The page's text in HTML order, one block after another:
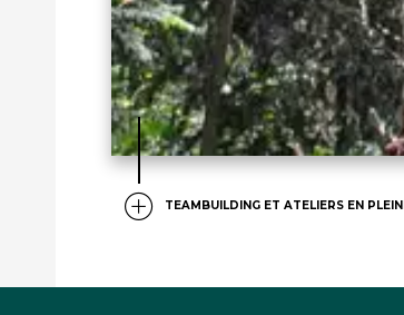
TEAMBUILDING ET ATELIERS EN